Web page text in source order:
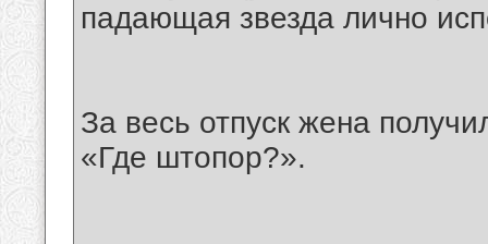
падающая звезда лично
За весь отпуск жена
«Где штопор?».